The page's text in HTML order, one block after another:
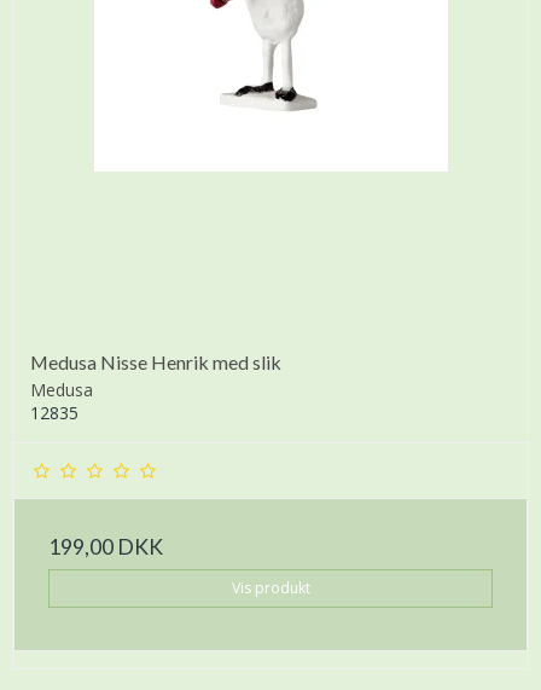
Medusa Nisse Henrik med slik
Medusa
12835
199,00 DKK
Vis produkt